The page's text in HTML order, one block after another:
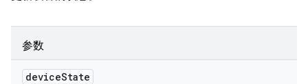
参数
deviceState